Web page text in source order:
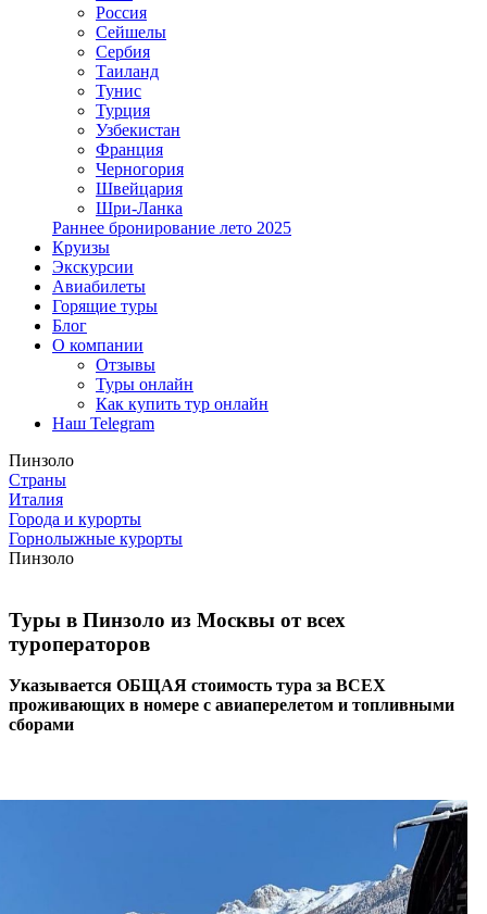
Россия
Сейшелы
Сербия
Таиланд
Тунис
Турция
Узбекистан
Франция
Черногория
Швейцария
Шри-Ланка
Раннее бронирование лето 2025
Круизы
Экскурсии
Авиабилеты
Горящие туры
Блог
О компании
Отзывы
Туры онлайн
Как купить тур онлайн
Наш Telegram
Пинзоло
Страны
Италия
Города и курорты
Горнолыжные курорты
Пинзоло
Туры в Пинзоло из Москвы от всех
туроператоров
Указывается ОБЩАЯ стоимость тура за ВСЕХ
проживающих в номере с авиаперелетом и топливными
сборами